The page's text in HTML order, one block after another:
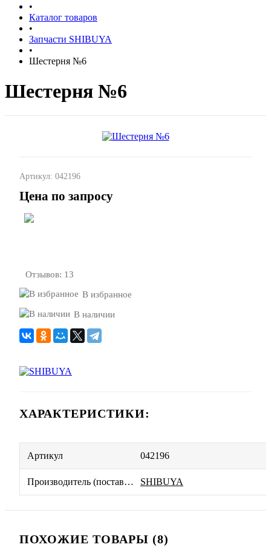
•
Каталог товаров
•
Запчасти SHIBUYA
•
Шестерня №6
Шестерня №6
Артикул: 042196
Цена по запросу
Отзывов: 13
В избранное
В наличии
ХАРАКТЕРИСТИКИ:
Артикул 042196
Производитель (поставщик) SHIBUYA
ПОХОЖИЕ ТОВАРЫ (8)